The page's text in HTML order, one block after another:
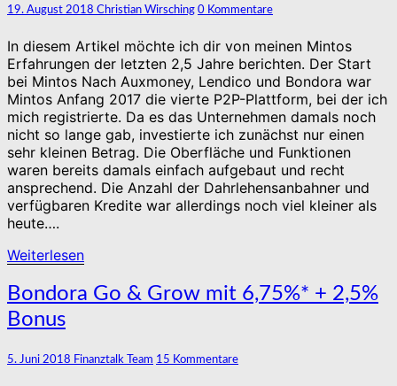
Jahren
über
11%
Rendite
19. August 2018 Christian Wirsching Kommentare
0 Kommentare
In diesem Artikel möchte ich dir von meinen Mintos
Erfahrungen der letzten 2,5 Jahre berichten. Der Start
bei Mintos Nach Auxmoney, Lendico und Bondora war
Mintos Anfang 2017 die vierte P2P-Plattform, bei der ich
mich registrierte. Da es das Unternehmen damals noch
nicht so lange gab, investierte ich zunächst nur einen
sehr kleinen Betrag. Die Oberfläche und Funktionen
waren bereits damals einfach aufgebaut und recht
ansprechend. Die Anzahl der Dahrlehensanbahner und
verfügbaren Kredite war allerdings noch viel kleiner als
heute….
WeiterlesenWeiterlesen
Bondora
Go
&
mit
Bondora Go & Grow mit 6,75%* + 2,5%
Bonus
5. Juni 2018 Finanztalk Team Kommentare
15 Kommentare